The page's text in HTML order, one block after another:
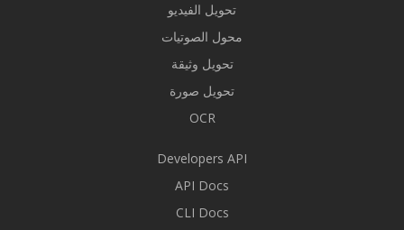
تحويل الفيديو
محول الصوتيات
تحويل وثيقة
تحويل صورة
OCR
Developers API
API Docs
CLI Docs